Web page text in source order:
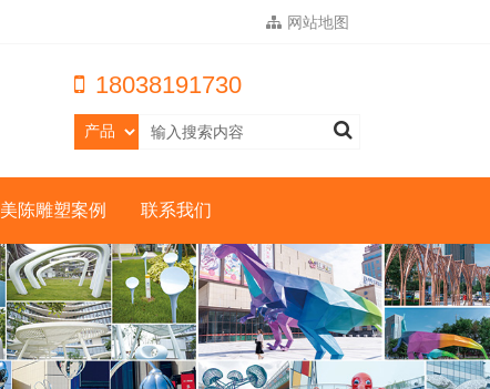
网站地图
18038191730
美陈雕塑案例 联系我们